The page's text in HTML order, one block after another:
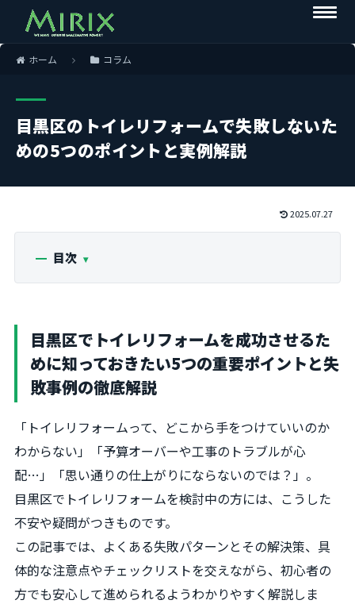
ホーム コラム
目黒区のトイレリフォームで失敗しないた
めの5つのポイントと実例解説
2025.07.27
目次
目黒区でトイレリフォームを成功させるた
めに知っておきたい5つの重要ポイントと失
敗事例の徹底解説
「トイレリフォームって、どこから手をつけていいのか
わからない」「予算オーバーや工事のトラブルが心
配…」「思い通りの仕上がりにならないのでは？」。
目黒区でトイレリフォームを検討中の方には、こうした
不安や疑問がつきものです。
この記事では、よくある失敗パターンとその解決策、具
体的な注意点やチェックリストを交えながら、初心者の
方でも安心して進められるようわかりやすく解説しま